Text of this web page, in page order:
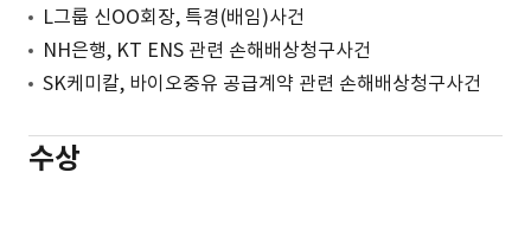
L그룹 신OO회장, 특경(배임)사건
NH은행, KT ENS 관련 손해배상청구사건
SK케미칼, 바이오중유 공급계약 관련 손해배상청구사건
수상